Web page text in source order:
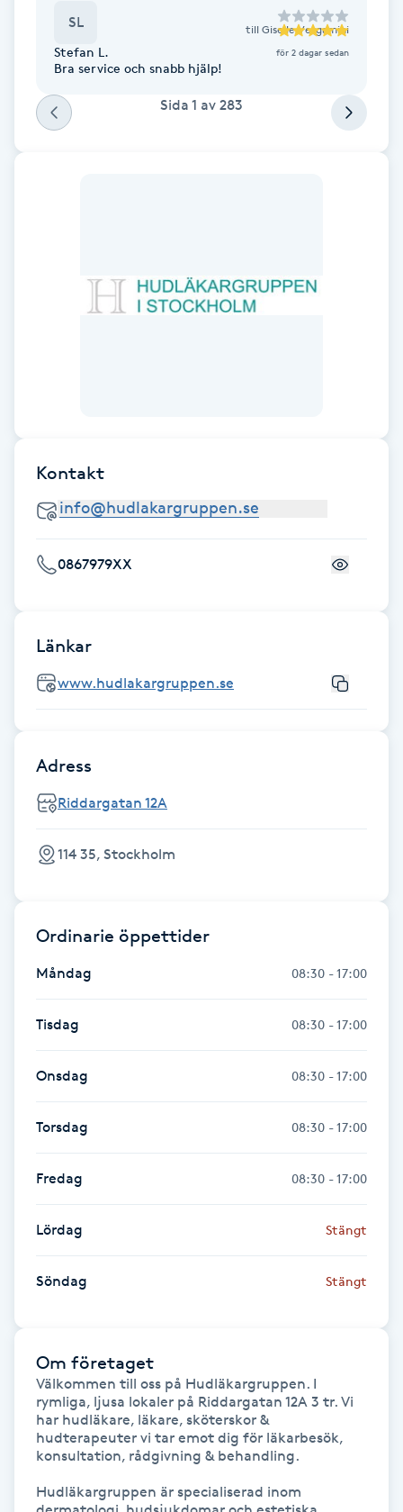
IPL hårborttagning
Japansk massage
Katun fransar
Kinesiologi
Kinesisk medicin
Klangmassage
Klippning & Slingor
Klippning ungdom
Kosmetisk tatuering
Kroppsinpackning
Kroppspeeling
Käkledsbehandling
Kärlbehandling
Laserbehandling
Lashlift Keratin
LED-ljusterapi
LPG
LPG-behandling
LPG-massage
SL till Giselle Vergamini
Stefan L. för 2 dagar sedan
Bra service och snabb hjälp!
Sida 1 av 283
Kontakt
0867979XX
Länkar
www.hudlakargruppen.se
Adress
Riddargatan 12A
114 35, Stockholm
Ordinarie öppettider
Måndag 08:30 - 17:00
Tisdag 08:30 - 17:00
Onsdag 08:30 - 17:00
Torsdag 08:30 - 17:00
Fredag 08:30 - 17:00
Lördag Stängt
Söndag Stängt
Om företaget
Välkommen till oss på Hudläkargruppen. I
rymliga, ljusa lokaler på Riddargatan 12A 3 tr. Vi
har hudläkare, läkare, sköterskor &
hudterapeuter vi tar emot dig för läkarbesök,
konsultation, rådgivning & behandling.
Hudläkargruppen är specialiserad inom